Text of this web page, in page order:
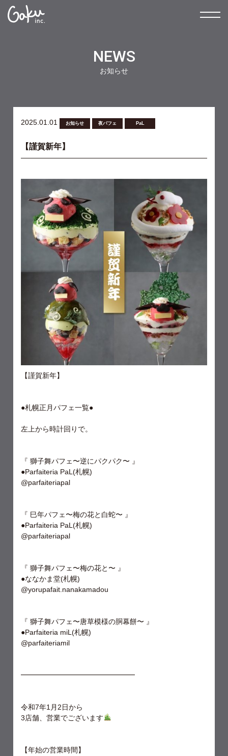
NEWS
お知らせ
2025.01.01 お知らせ 夜パフェ PaL
【謹賀新年】
【謹賀新年】
●札幌正月パフェ一覧●
左上から時計回りで。
『 獅子舞パフェ〜逆にパクパク〜 』
●Parfaiteria PaL(札幌)
@parfaiteriapal
⁡『 巳年パフェ〜梅の花と白蛇〜 』
●Parfaiteria PaL(札幌)
@parfaiteriapal
『 獅子舞パフェ〜梅の花と〜 』
●ななかま堂(札幌)
@yorupafait.nanakamadou
『 獅子舞パフェ〜唐草模様の胴幕餅〜 』
●Parfaiteria miL(札幌)
@parfaiteriamil
━━━━━━━━━━━━━━━━
令和7年1月2日から
3店舗、営業でございます
【年始の営業時間】